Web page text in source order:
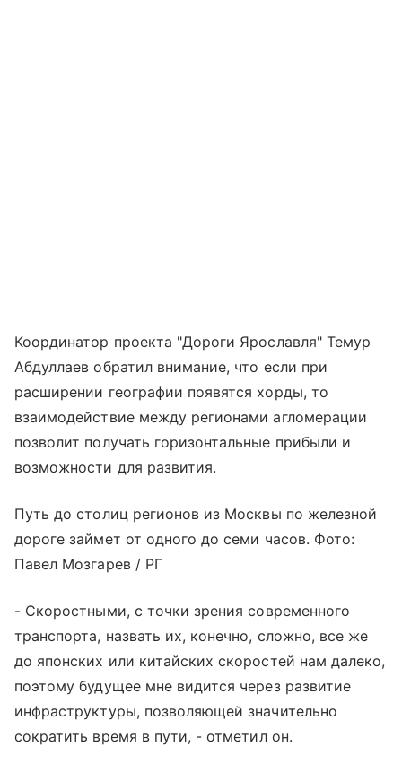
Координатор проекта "Дороги Ярославля" Темур
Абдуллаев обратил внимание, что если при
расширении географии появятся хорды, то
взаимодействие между регионами агломерации
позволит получать горизонтальные прибыли и
возможности для развития.
Путь до столиц регионов из Москвы по железной
дороге займет от одного до семи часов. Фото:
Павел Мозгарев / РГ
- Скоростными, с точки зрения современного
транспорта, назвать их, конечно, сложно, все же
до японских или китайских скоростей нам далеко,
поэтому будущее мне видится через развитие
инфраструктуры, позволяющей значительно
сократить время в пути, - отметил он.